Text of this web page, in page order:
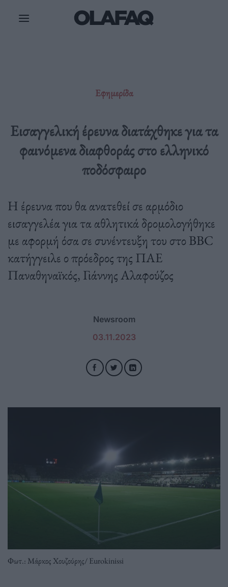
Εφημερίδα
Eισαγγελική έρευνα διατάχθηκε για τα
φαινόμενα διαφθοράς στο ελληνικό
ποδόσφαιρο
Η έρευνα που θα ανατεθεί σε αρμόδιο
εισαγγελέα για τα αθλητικά δρομολογήθηκε
με αφορμή όσα σε συνέντευξη του στο BBC
κατήγγειλε ο πρόεδρος της ΠΑΕ
Παναθηναϊκός, Γιάννης Αλαφούζος
Newsroom
03.11.2023
Φωτ.: Μάρκος Χουζούρης/ Eurokinissi